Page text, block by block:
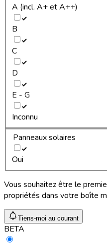
A (incl. A+ et A++)
B
C
D
E - G
Inconnu
Panneaux solaires
Oui
Vous souhaitez être le
propriétés dans votre boîte
Tiens-moi au courant
BETA